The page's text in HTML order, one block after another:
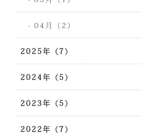
- 04月（2）
2025年（7）
2024年（5）
2023年（5）
2022年（7）